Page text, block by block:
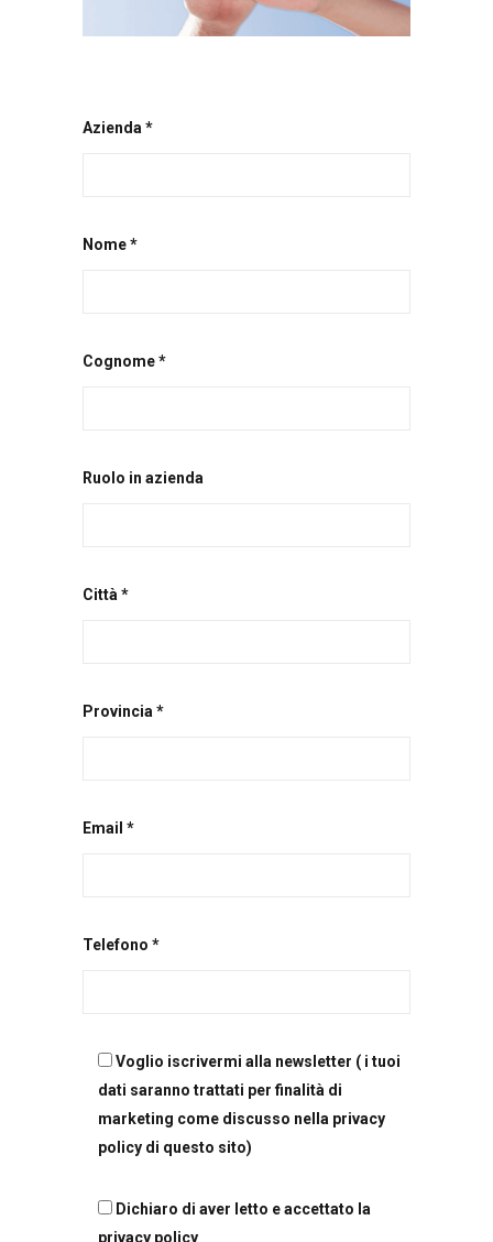
Azienda *
Nome *
Cognome *
Ruolo in azienda
Città *
Provincia *
Email *
Telefono *
Voglio iscrivermi alla newsletter ( i tuoi
dati saranno trattati per finalità di
marketing come discusso nella privacy
policy di questo sito)
Dichiaro di aver letto e accettato la
privacy policy